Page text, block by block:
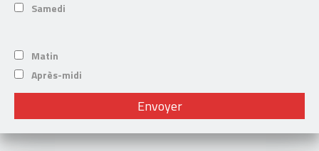
Samedi
Matin
Après-midi